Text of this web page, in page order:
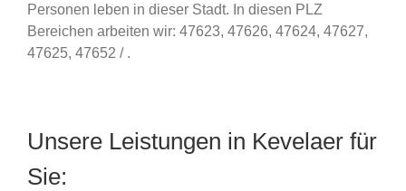
Personen leben in dieser Stadt. In diesen PLZ
Bereichen arbeiten wir: 47623, 47626, 47624, 47627,
47625, 47652 / .
Unsere Leistungen in Kevelaer für
Sie: